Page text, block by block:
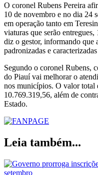
O coronel Rubens Pereira
10 de novembro e no dia 24
em operação tanto em
viaturas que serão
diz o gestor, informando que
padronizadas e
Segundo o coronel Rubens,
do Piauí vai melhorar o
nos municípios. O valor total
10.769.319,56, além de
Estado.
Leia também...